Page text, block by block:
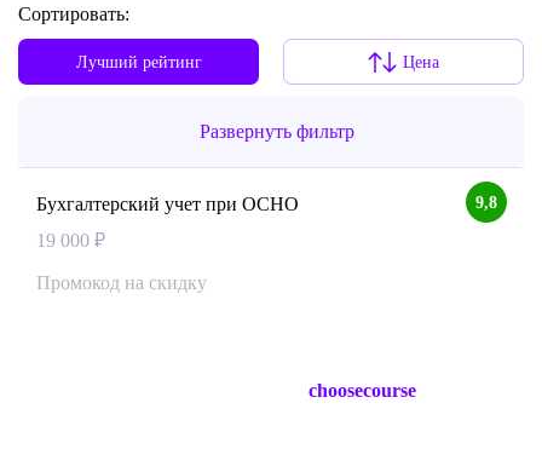
Сортировать:
Лучший рейтинг Цена
Развернуть фильтр
9,8
Бухгалтерский учет при ОСНО
19 000 ₽
Промокод на скидку
choosecourse